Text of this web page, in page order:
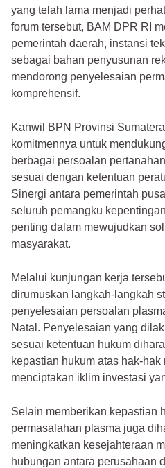
yang telah lama menjadi
forum tersebut, BAM DPR RI
pemerintah daerah, instansi
sebagai bahan penyusunan
mendorong penyelesaian
komprehensif.
Kanwil BPN Provinsi
komitmennya untuk
berbagai persoalan
sesuai dengan ketentuan
Sinergi antara pemerintah
seluruh pemangku
penting dalam mewujudkan
masyarakat.
Melalui kunjungan kerja
dirumuskan langkah-langkah
penyelesaian persoalan
Natal. Penyelesaian yang
sesuai ketentuan hukum
kepastian hukum atas hak-
menciptakan iklim investasi
Selain memberikan kepastian
permasalahan plasma juga
meningkatkan kesejahteraan
hubungan antara perusahaan